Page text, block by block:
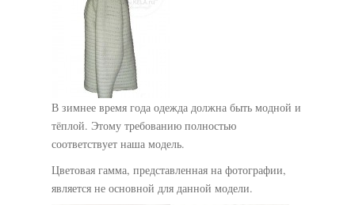
В зимнее время года одежда должна быть модной и
тёплой. Этому требованию полностью
соответствует наша модель.
Цветовая гамма, представленная на фотографии,
является не основной для данной модели.